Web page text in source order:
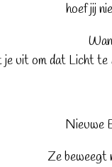
hoef jij
je uit om dat Licht te
Nieuwe
Ze beweegt